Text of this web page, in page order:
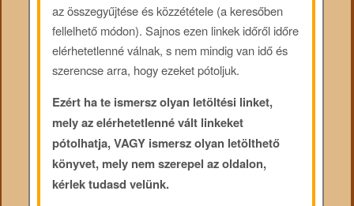
az összegyűjtése és közzététele (a keresőben
fellelhető módon). Sajnos ezen linkek időről időre
elérhetetlenné válnak, s nem mindig van idő és
szerencse arra, hogy ezeket pótoljuk.
Ezért ha te ismersz olyan letöltési linket,
mely az elérhetetlenné vált linkeket
pótolhatja, VAGY ismersz olyan letölthető
könyvet, mely nem szerepel az oldalon,
kérlek tudasd velünk.